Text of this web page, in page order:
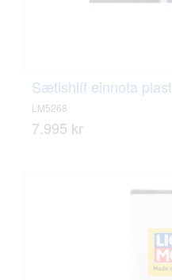
Sætishlíf einnota plast
LM5268
7.995 kr